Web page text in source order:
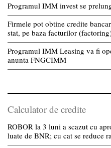
Programul IMM invest se
Firmele pot obtine credite
stat, pe baza facturilor
Programul IMM Leasing va fi
anunta FNGCIMM
Calculator de credite
ROBOR la 3 luni a scazut cu
luate de BNR; cu cat se reduce